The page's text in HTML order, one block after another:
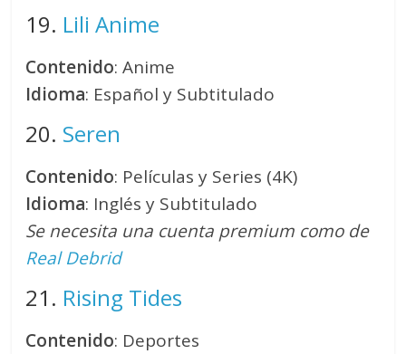
19. Lili Anime
Contenido: Anime
Idioma: Español y Subtitulado
20. Seren
Contenido: Películas y Series (4K)
Idioma: Inglés y Subtitulado
Se necesita una cuenta premium como de
Real Debrid
21. Rising Tides
Contenido: Deportes